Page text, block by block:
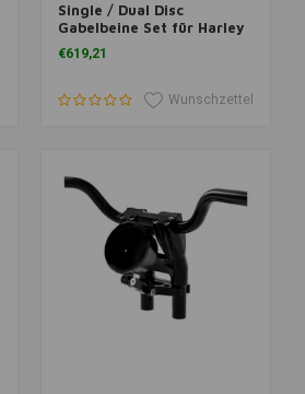
Zum Warenkorb hinzufügen
Single / Dual Disc
Gabelbeine Set für Harley
Davidson Softail 84-99
FXST MODELLE (NU)
€619,21
Wunschzettel